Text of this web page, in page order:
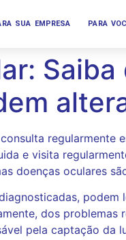
SUA EMPRESA PARA
regularmente
e visita
doenças oculares
dos problemas
pela captação da